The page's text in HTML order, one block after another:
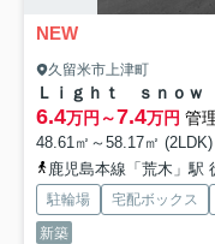
NEW
久留米市上津町
Ｌｉｇｈｔ ｓｎｏｗ
6.4万円～7.4万円 管
48.61㎡～58.17㎡
鹿児島本線「荒木」駅
駐輪場 宅配ボックス
新築